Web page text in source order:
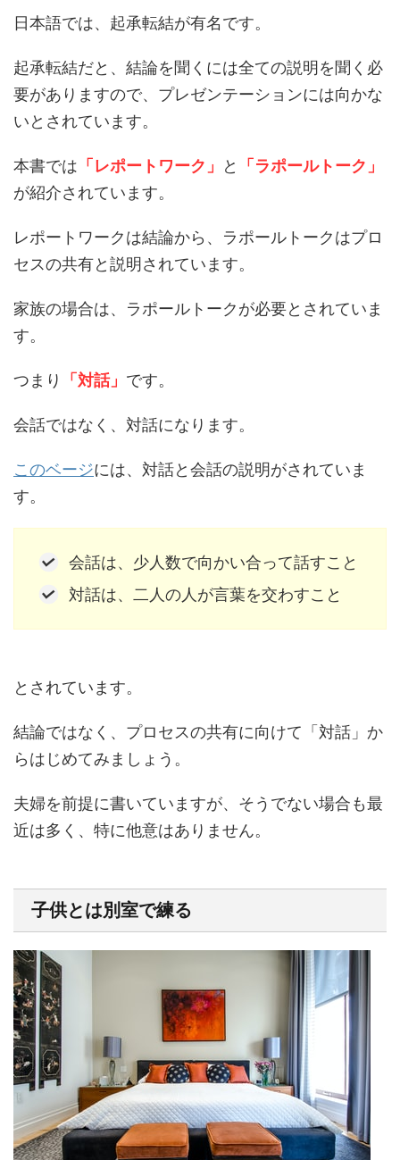
日本語では、起承転結が有名です。
起承転結だと、結論を聞くには全ての説明を聞く必
要がありますので、プレゼンテーションには向かな
いとされています。
本書では 「レポートワーク」 と
「ラポールトーク」
が紹介されています。
レポートワークは結論から、ラポールトークはプロ
セスの共有と説明されています。
家族の場合は、ラポールトークが必要とされていま
す。
つまり 「対話」 です。
会話ではなく、対話になります。
このベージには、対話と会話の説明がされていま
す。
会話は、少人数で向かい合って話すこと
対話は、二人の人が言葉を交わすこと
とされています。
結論ではなく、プロセスの共有に向けて「対話」か
らはじめてみましょう。
夫婦を前提に書いていますが、そうでない場合も最
近は多く、特に他意はありません。
子供とは別室で練る